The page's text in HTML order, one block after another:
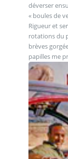
déverser
« boules de
Rigueur et
rotations du
brèves
papilles me